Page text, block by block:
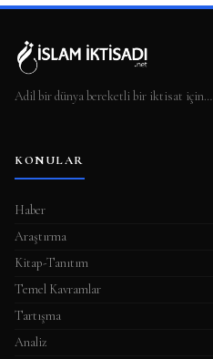
Adil bir dünya bereketli bir iktisat için…
KONULAR
Haber
Araştırma
Kitap-Tanıtım
Temel Kavramlar
Tartışma
Analiz